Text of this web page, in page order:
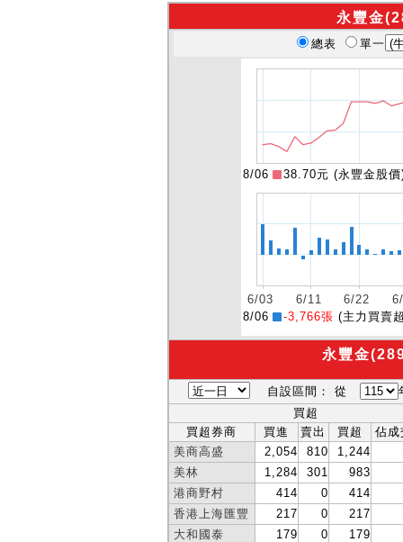
永豐金
總表 單一
8/06 38.70元 (永豐金股價
8/06 -3,766張 (主力買賣
永豐金
自設區間： 從
買超
買超券商
買進 賣出 買超
佔成
美商高盛
2,054 810
1,244
美林
1,284 301
983
港商野村
414 0
414
香港上海匯豐
217 0
217
大和國泰
179 0
179